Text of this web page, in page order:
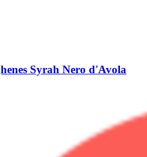
Syrah Nero d'Avola